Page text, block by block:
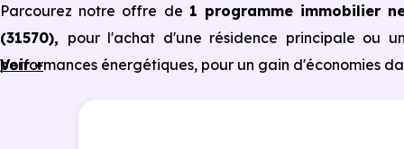
Parcourez notre offre de 1 programme immobilier
(31570), pour l'achat d'une résidence principale ou
performances énergétiques, pour un gain d'économies
Voir +